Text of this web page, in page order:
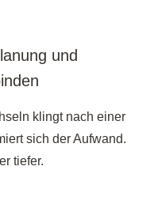
und
klingt nach einer
sich der Aufwand.
tiefer.